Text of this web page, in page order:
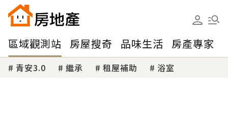
區域觀測站 房屋搜奇 品味生活 房產專家
青安3.0 繼承 租屋補助 浴室